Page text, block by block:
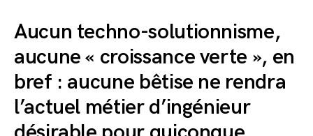
Aucun techno-solutionnisme,
aucune « croissance verte », en
bref : aucune bêtise ne rendra
l’actuel métier d’ingénieur